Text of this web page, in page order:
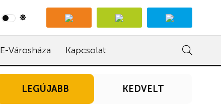
E-Városháza Kapcsolat
LEGÚJABB KEDVELT